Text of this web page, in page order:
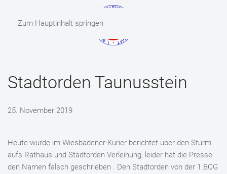
Zum Hauptinhalt springen
MENÜ
Stadtorden Taunusstein
25. November 2019
Heute wurde im Wiesbadener Kurier berichtet über den Sturm
aufs Rathaus und Stadtorden Verleihung, leider hat die Presse
den Namen falsch geschrieben . Den Stadtorden von der 1.BCG